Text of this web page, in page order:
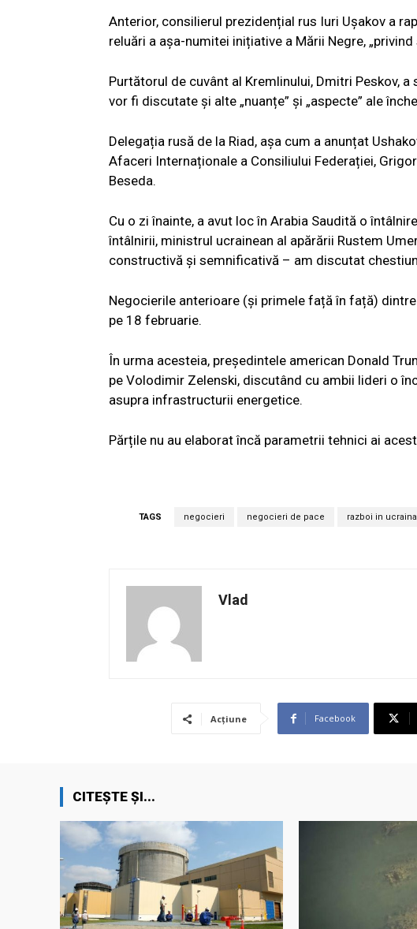
Anterior, consilierul prezidențial rus Iuri Ușakov a
reluări a așa-numitei inițiative a Mării Negre,
Purtătorul de cuvânt al Kremlinului, Dmitri Peskov,
vor fi discutate și alte „nuanțe” și „aspecte” ale
Delegația rusă de la Riad, așa cum a anunțat
Afaceri Internaționale a Consiliului Federației,
Beseda.
Cu o zi înainte, a avut loc în Arabia Saudită o
întâlnirii, ministrul ucrainean al apărării Rustem
constructivă și semnificativă – am discutat
Negocierile anterioare (și primele față în față)
pe 18 februarie.
În urma acesteia, președintele american Donald
pe Volodimir Zelenski, discutând cu ambii lideri o
asupra infrastructurii energetice.
Părțile nu au elaborat încă parametrii tehnici ai
TAGS negocieri negocieri de pace razboi in ucraina
Vlad
Acțiune Facebook
CITEȘTE ȘI...